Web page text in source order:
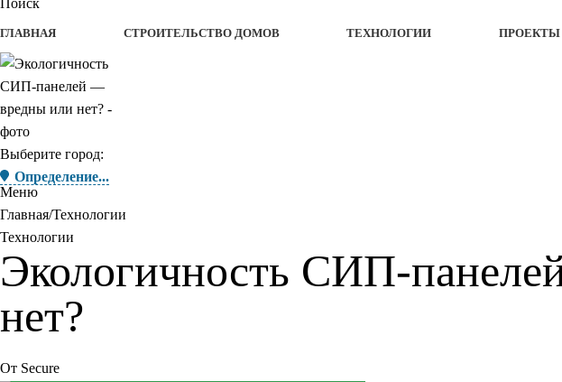
ГЛАВНАЯ СТРОИТЕЛЬСТВО ДОМОВ ТЕХНОЛОГИИ
Выберите город:
Определение...
Меню
Главная Технологии
Технологии
Экологичность СИП-
нет?
От Secure